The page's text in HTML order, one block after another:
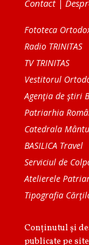
Contact|
Fototeca
Radio TRINITAS
TV TRINITAS
Vestitorul
Agenţia de ştiri
Patriarhia
Catedrala
BASILICA Travel
Serviciul de
Atelierele
Tipografia
Conținutul și
publicate pe